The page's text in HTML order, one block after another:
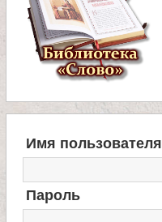
йД
Имя пользователя
Пароль